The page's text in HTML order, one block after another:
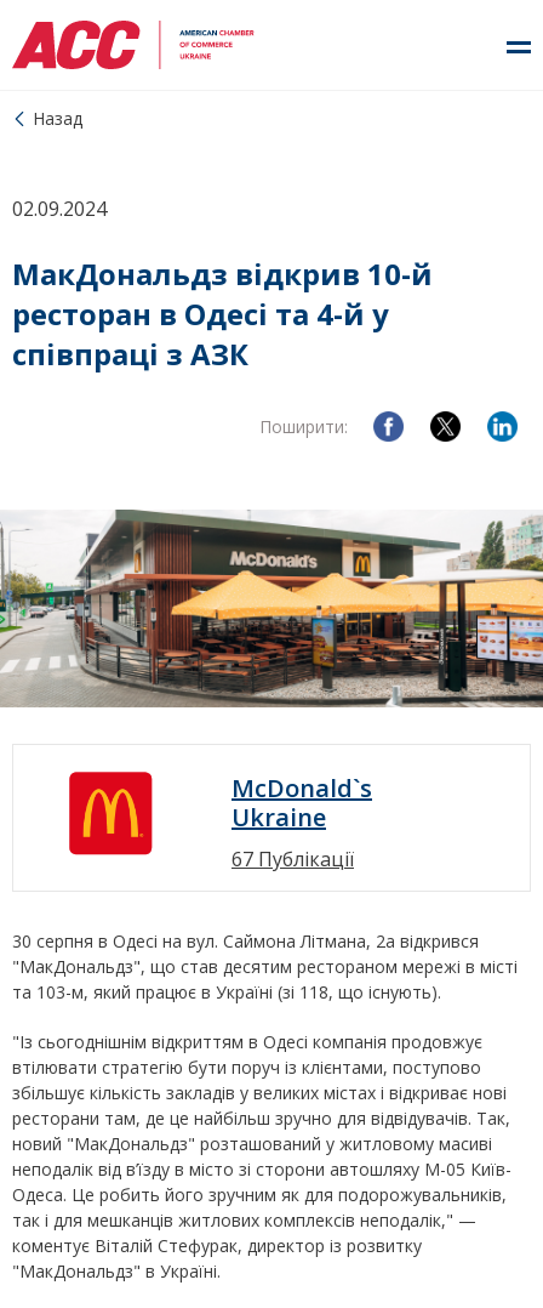
Назад
02.09.2024
МакДональдз відкрив 10-й
ресторан в Одесі та 4-й у
співпраці з АЗК
Поширити:
McDonald`s
Ukraine
67 Публікації
30 серпня в Одесі на вул. Саймона Літмана, 2а відкрився
"МакДональдз", що став десятим рестораном мережі в місті
та 103-м, який працює в Україні (зі 118, що існують).
"Із сьогоднішнім відкриттям в Одесі компанія продовжує
втілювати стратегію бути поруч із клієнтами, поступово
збільшує кількість закладів у великих містах і відкриває нові
ресторани там, де це найбільш зручно для відвідувачів. Так,
новий "МакДональдз" розташований у житловому масиві
неподалік від в’їзду в місто зі сторони автошляху М-05 Київ-
Одеса. Це робить його зручним як для подорожувальників,
так і для мешканців житлових комплексів неподалік," —
коментує Віталій Стефурак, директор із розвитку
"МакДональдз" в Україні.